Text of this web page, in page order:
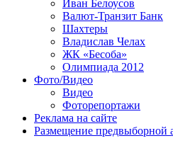
Иван Белоусов
Валют-Транзит Банк
Шахтеры
Владислав Челах
ЖК «Бесоба»
Олимпиада 2012
Фото/Видео
Видео
Фоторепортажи
Реклама на сайте
Размещение предвыборной